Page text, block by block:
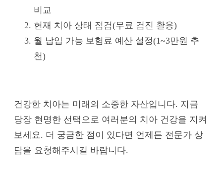
비교
현재 치아 상태 점검(무료 검진 활용)
월 납입 가능 보험료 예산 설정(1~3만원 추
천)
건강한 치아는 미래의 소중한 자산입니다. 지금
당장 현명한 선택으로 여러분의 치아 건강을 지켜
보세요. 더 궁금한 점이 있다면 언제든 전문가 상
담을 요청해주시길 바랍니다.